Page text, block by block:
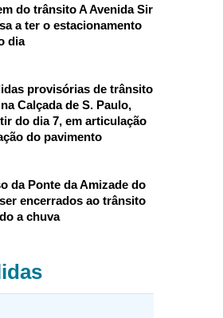
do trânsito A Avenida Sir
a ter o estacionamento
dia
provisórias de trânsito
Calçada de S. Paulo,
do dia 7, em articulação
do pavimento
da Ponte da Amizade do
encerrados ao trânsito
a chuva